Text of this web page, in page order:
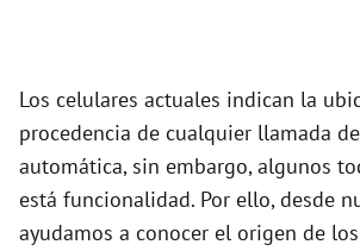
i
d
Los celulares actuales indican la
procedencia de cualquier llamada
automática, sin embargo, algunos
está funcionalidad. Por ello, desde
ayudamos a conocer el origen de